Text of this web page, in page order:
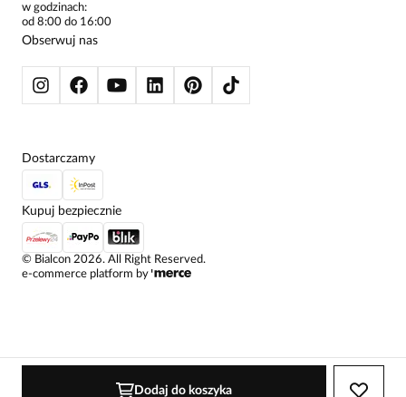
Dodaj do koszyka
SWETRY
BLUZY
w godzinach:
od 8:00 do 16:00
Obserwuj nas
© Bialcon 2026. All Right Reserved.
e-commerce platform by
Dostarczamy
Kupuj bezpiecznie